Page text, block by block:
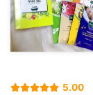
5.00